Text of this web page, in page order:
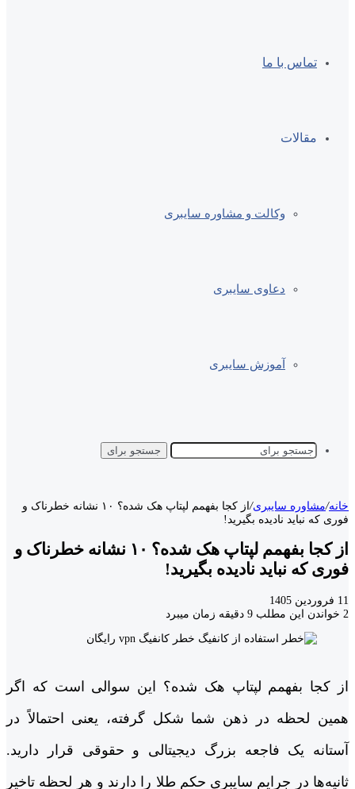
تماس با ما
مقالات
وکالت و مشاوره سایبری
دعاوی سایبری
آموزش سایبری
جستجو برای
خانه/مشاوره سایبری/
از کجا بفهمم لپتاپ هک شده؟ ۱۰ نشانه خطرناک و
فوری که نباید نادیده بگیرید!
از کجا بفهمم لپتاپ هک شده؟ ۱۰ نشانه خطرناک و
فوری که نباید نادیده بگیرید!
11 فروردین 1405
2 خواندن این مطلب 9 دقیقه زمان میبرد
از کجا بفهمم لپتاپ هک شده؟ این سوالی است که اگر
همین لحظه در ذهن شما شکل گرفته، یعنی احتمالاً در
آستانه یک فاجعه بزرگ دیجیتالی و حقوقی قرار دارید.
ثانیه‌ها در جرایم سایبری حکم طلا را دارند و هر لحظه تاخیر